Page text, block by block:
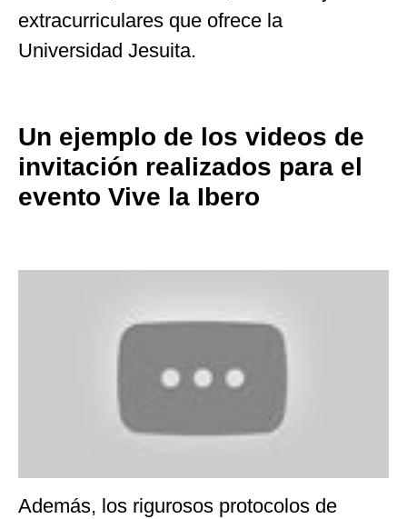
extracurriculares que ofrece la
Universidad Jesuita.
Un ejemplo de los videos de
invitación realizados para el
evento Vive la Ibero
Además, los rigurosos protocolos de